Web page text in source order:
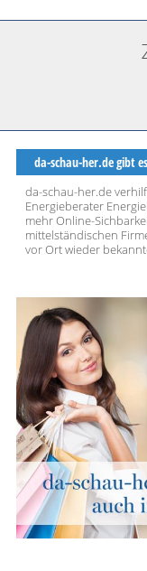
da-schau-her.de gibt
da-schau-her.de
Energieberater
mehr Online-
mittelständischen
vor Ort wieder